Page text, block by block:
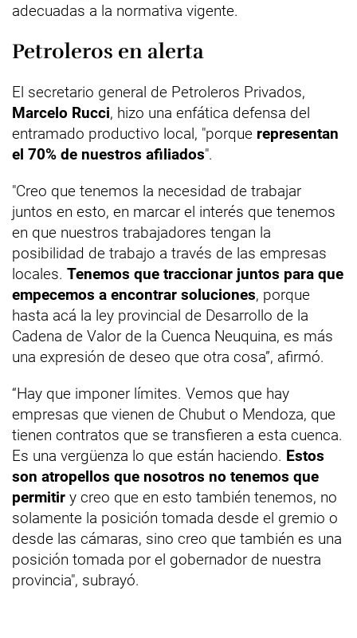
adecuadas a la normativa vigente.
Petroleros en alerta
El secretario general de Petroleros Privados,
Marcelo Rucci, hizo una enfática defensa del
entramado productivo local, "porque representan
el 70% de nuestros afiliados".
"Creo que tenemos la necesidad de trabajar
juntos en esto, en marcar el interés que tenemos
en que nuestros trabajadores tengan la
posibilidad de trabajo a través de las empresas
locales. Tenemos que traccionar juntos para que
empecemos a encontrar soluciones, porque
hasta acá la ley provincial de Desarrollo de la
Cadena de Valor de la Cuenca Neuquina, es más
una expresión de deseo que otra cosa”, afirmó.
“Hay que imponer límites. Vemos que hay
empresas que vienen de Chubut o Mendoza, que
tienen contratos que se transfieren a esta cuenca.
Es una vergüenza lo que están haciendo. Estos
son atropellos que nosotros no tenemos que
permitir y creo que en esto también tenemos, no
solamente la posición tomada desde el gremio o
desde las cámaras, sino creo que también es una
posición tomada por el gobernador de nuestra
provincia", subrayó.